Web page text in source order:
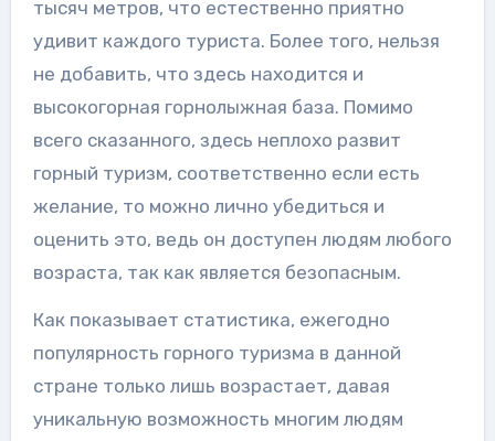
тысяч метров, что естественно приятно
удивит каждого туриста. Более того, нельзя
не добавить, что здесь находится и
высокогорная горнолыжная база. Помимо
всего сказанного, здесь неплохо развит
горный туризм, соответственно если есть
желание, то можно лично убедиться и
оценить это, ведь он доступен людям любого
возраста, так как является безопасным.
Как показывает статистика, ежегодно
популярность горного туризма в данной
стране только лишь возрастает, давая
уникальную возможность многим людям